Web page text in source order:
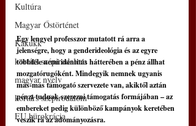
Kultúra
Magyar Őstörténet
Kakukk
kortárs szépirodalom
magyar nyelv
kortárs szépirodalom
EU bürokrácia
Egy lengyel professzor mutatott rá arra a
jelenségre, hogy a genderideológia és az egyre
többféle nemi identitás hátterében a pénz állhat
mozgatórugóként. Mindegyik nemnek ugyanis
más-más támogató szervezete van, akiktől aztán
pénzt tudnak szerezni támogatás formájában – az
embereket pedig különböző kampányok keretében
veszik rá az adományozásra.